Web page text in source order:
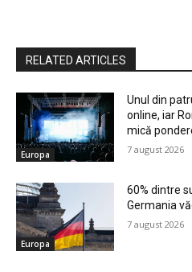
RELATED ARTICLES
Europa
Unul din
online, iar
mică
7 august 2026
Europa
60% dintre
Germania
7 august 2026